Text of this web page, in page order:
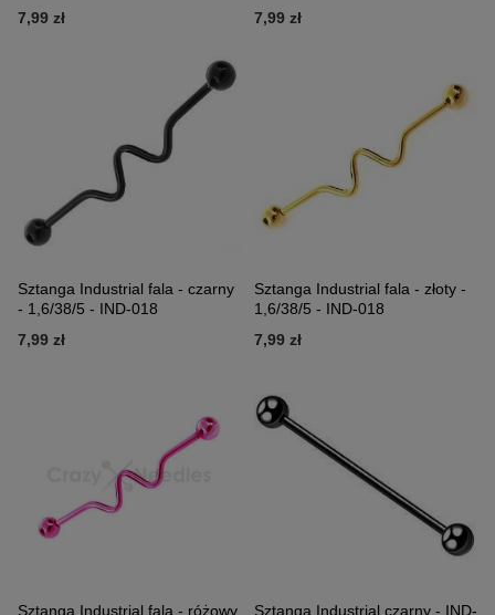
7,99 zł
7,99 zł
Sztanga Industrial fala - czarny
- 1,6/38/5 - IND-018
7,99 zł
Sztanga Industrial fala - złoty -
1,6/38/5 - IND-018
7,99 zł
Sztanga Industrial fala - różowy
Sztanga Industrial czarny - IND-